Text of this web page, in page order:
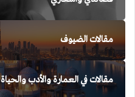
مقالات الضيوف
مقالات في العمارة والأدب والحياة